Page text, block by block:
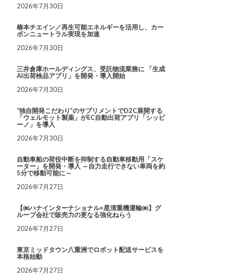
2026年7月30日
椿本チエイン／再生可能エネルギーを活用し、カー
ボンニュートラル実現を加速
2026年7月30日
三井倉庫ホールディングス、受託物流業務に 「生成
AI出荷検品アプリ」を開発・導入開始
2026年7月30日
“独自開発こだわり”のサプリメントでD2C展開する
「ウェルモット製薬」がEC自動出荷アプリ「シッピ
ーノ」を導入
2026年7月30日
自動車船の荷役中断を抑制する自動車移動用「スケ
ーター」を開発・導入 ～自力走行できない車両を約
5分で移動可能に～
2026年7月27日
【㈱ハナインターナショナル×星清重機運輸㈱】グ
ループ会社で販売力の更なる強化ねらう
2026年7月27日
東京ミッドタウン八重洲でロボット配送サービスを
本格始動
2026年7月27日